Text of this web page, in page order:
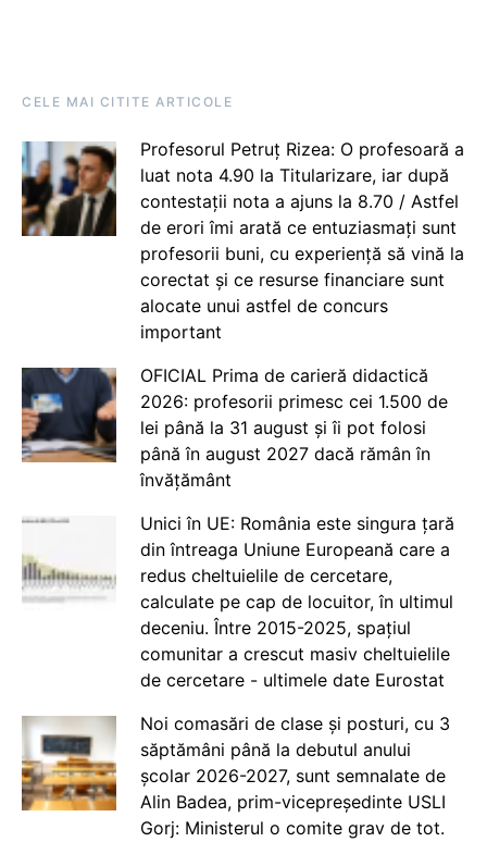
CELE MAI CITITE ARTICOLE
Profesorul Petruț Rizea: O profesoară a
luat nota 4.90 la Titularizare, iar după
contestații nota a ajuns la 8.70 / Astfel
de erori îmi arată ce entuziasmați sunt
profesorii buni, cu experiență să vină la
corectat și ce resurse financiare sunt
alocate unui astfel de concurs
important
OFICIAL Prima de carieră didactică
2026: profesorii primesc cei 1.500 de
lei până la 31 august și îi pot folosi
până în august 2027 dacă rămân în
învățământ
Unici în UE: România este singura țară
din întreaga Uniune Europeană care a
redus cheltuielile de cercetare,
calculate pe cap de locuitor, în ultimul
deceniu. Între 2015-2025, spațiul
comunitar a crescut masiv cheltuielile
de cercetare - ultimele date Eurostat
Noi comasări de clase și posturi, cu 3
săptămâni până la debutul anului
școlar 2026-2027, sunt semnalate de
Alin Badea, prim-vicepreședinte USLI
Gorj: Ministerul o comite grav de tot.